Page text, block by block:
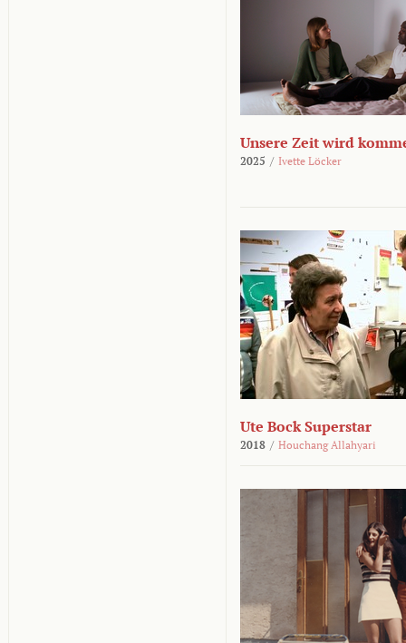
Unsere Zeit wird
2025 / Ivette Löcker
Ute Bock Superstar
2018 / Houchang Allahyari